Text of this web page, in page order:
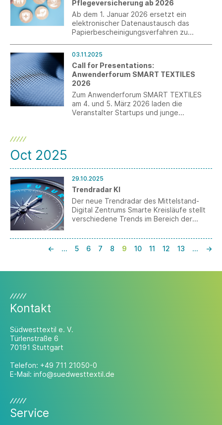
Pflegeversicherung ab 2026
Ab dem 1. Januar 2026 ersetzt ein
elektronischer Datenaustausch das
Papierbescheinigungsverfahren zu
03.11.2025
Call for Presentations:
Anwenderforum SMART TEXTILES
2026
Zum Anwenderforum SMART TEXTILES
am 4. und 5. März 2026 laden die
Veranstalter Startups und junge
Oct 2025
29.10.2025
Trendradar KI
Der neue Trendradar des Mittelstand-
Digital Zentrums Smarte Kreisläufe stellt
verschiedene Trends im Bereich der
Avataren oder Bots über Explainable AI
(XAI) bis Generatives Design.
← … 5 6 7 8 9 10 11 12 13 … →
Kontakt
Südwesttextil e. V.
Türlenstraße 6
70191 Stuttgart
Telefon: +49 711 21050-0
E-Mail: info@suedwesttextil.de
Service